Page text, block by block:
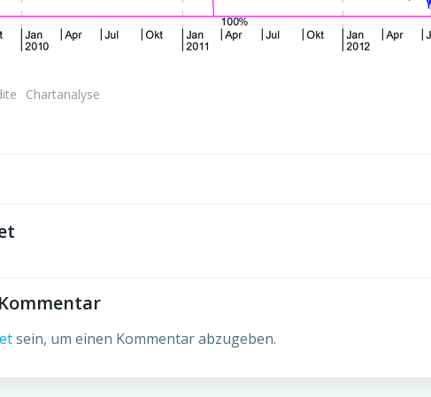
Chartanalyse
sein, um einen Kommentar abzugeben.